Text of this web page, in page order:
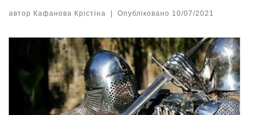
автор Кафанова Крістіна | Опубліковано 10/07/2021